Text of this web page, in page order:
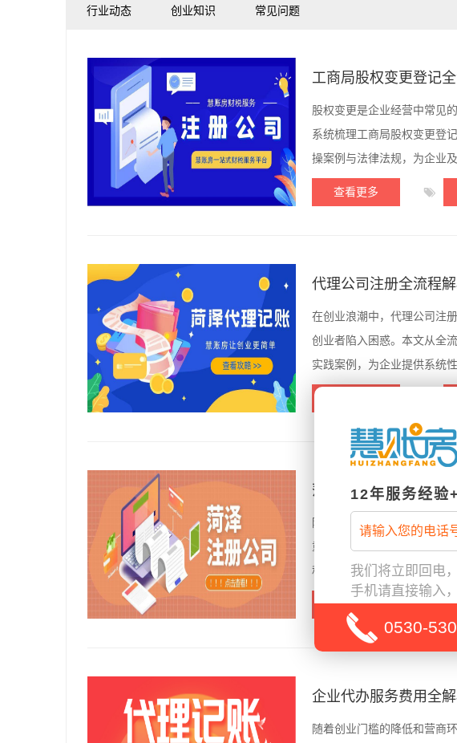
行业动态 创业知识 常见问题
工商局股权变更登记
股权变更是企业经营中常见
系统梳理工商局股权变更登
操案例与法律法规，为企业
查看更多
代理公司注册全流程
在创业浪潮中，代理公司注
创业者陷入困惑。本文从全
实践案例，为企业提供系统
菏泽专业代办公司注
随着菏泽市创业环境持续优
重要选择。本文围绕菏泽专
程、政策支持、热线优势等
查看更多
企业代办服务费用全
随着创业门槛的降低和营商
12年服务经验
我们将立即回电
手机请直接输入
0530-